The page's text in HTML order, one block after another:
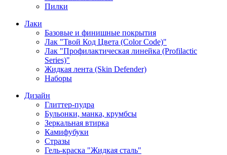
Пилки
Лаки
Базовые и финишные покрытия
Лак "Твой Код Цвета (Color Code)"
Лак "Профилактическая линейка (Profilactic
Series)"
Жидкая лента (Skin Defender)
Наборы
Дизайн
Глиттер-пудра
Бульонки, манка, крумбсы
Зеркальная втирка
Камифубуки
Стразы
Гель-краска "Жидкая сталь"